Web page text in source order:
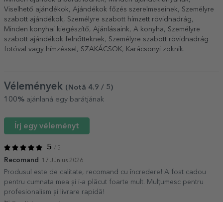
Viselhető ajándékok
Ajándékok főzés szerelmeseinek
Személyre
szabott ajándékok
Személyre szabott hímzett rövidnadrág
Minden konyhai kiegészítő
Ajánlásaink A konyha
Személyre
szabott ajándékok felnőtteknek
Személyre szabott rövidnadrág
fotóval vagy hímzéssel
SZAKÁCSOK Karácsonyi zoknik.
Vélemények (Notă 4.9 / 5)
100% ajánlaná egy barátjának
Írj egy véleményt
5 / 5
Recomand 17 Június 2026
Produsul este de calitate, recomand cu încredere! A fost cadou
pentru cumnata mea și i-a plăcut foarte mult. Mulțumesc pentru
profesionalism și livrare rapidă!